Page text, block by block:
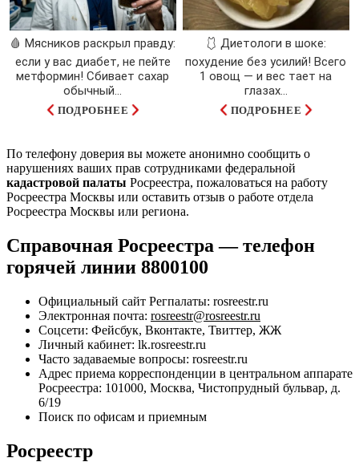
🩸 Мясников раскрыл правду:
если у вас диабет, не пейте
метформин! Сбивает сахар
обычный...
ПОДРОБНЕЕ
🩱 Диетологи в шоке:
похудение без усилий! Всего
1 овощ — и вес тает на
глазах…
ПОДРОБНЕЕ
По телефону доверия вы можете анонимно сообщить о
нарушениях ваших прав сотрудниками федеральной
кадастровой палаты Росреестра, пожаловаться на работу
Росреестра Москвы или оставить отзыв о работе отдела
Росреестра Москвы или региона.
Справочная Росреестра — телефон
горячей линии 8800100
Официальный сайт Регпалаты: rosreestr.ru
Электронная почта: rosreestr@rosreestr.ru
Соцсети: Фейсбук, Вконтакте, Твиттер, ЖЖ
Личный кабинет: lk.rosreestr.ru
Часто задаваемые вопросы: rosreestr.ru
Адрес приема корреспонденции в центральном аппарате
Росреестра: 101000, Москва, Чистопрудный бульвар, д.
6/19
Поиск по офисам и приемным
Росреестр